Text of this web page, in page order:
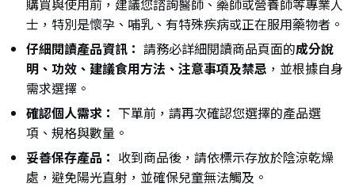
購買與使用前，建議您諮詢醫師、藥師或營養師等專業人
士，特別是懷孕、哺乳、有特殊疾病或正在服用藥物者。
仔細閱讀產品資訊： 請務必詳細閱讀商品頁面的成分說
明、功效、建議食用方法、注意事項及禁忌 ，並根據自身
需求選擇。
確認個人需求： 下單前，請再次確認您選擇的產品選
項、規格與數量。
妥善保存產品： 收到商品後，請依標示存放於陰涼乾燥
處，避免陽光直射，並確保兒童無法觸及。